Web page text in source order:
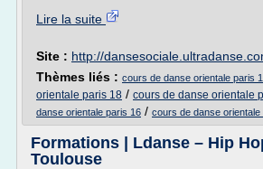
Lire la suite
Site : http://
Thèmes liés : cours de danse orientale paris
orientale paris 18 / cours de danse orientale
danse orientale paris 16 / cours de danse orientale
Formations | Ldanse – Hip
Toulouse